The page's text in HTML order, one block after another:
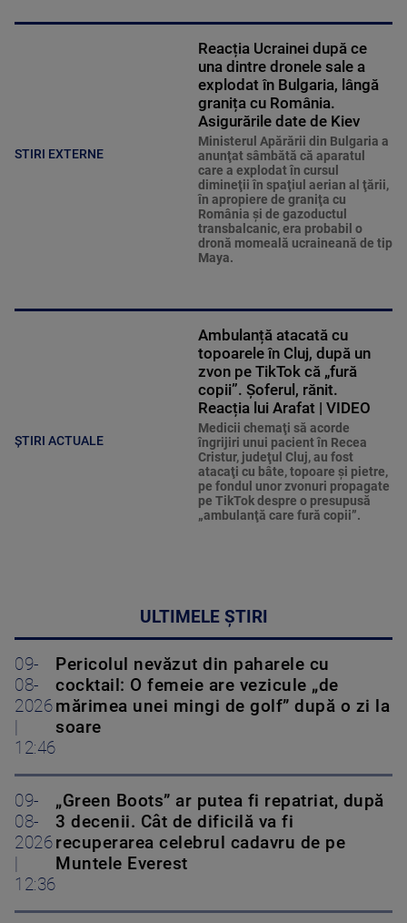
STIRI EXTERNE
Reacția Ucrainei după ce
una dintre dronele sale a
explodat în Bulgaria, lângă
granița cu România.
Asigurările date de Kiev
Ministerul Apărării din Bulgaria a
anunţat sâmbătă că aparatul
care a explodat în cursul
dimineţii în spaţiul aerian al ţării,
în apropiere de graniţa cu
România şi de gazoductul
transbalcanic, era probabil o
dronă momeală ucraineană de tip
Maya.
ȘTIRI ACTUALE
Ambulanță atacată cu
topoarele în Cluj, după un
zvon pe TikTok că „fură
copii”. Șoferul, rănit.
Reacția lui Arafat | VIDEO
Medicii chemaţi să acorde
îngrijiri unui pacient în Recea
Cristur, judeţul Cluj, au fost
atacaţi cu bâte, topoare şi pietre,
pe fondul unor zvonuri propagate
pe TikTok despre o presupusă
„ambulanţă care fură copii”.
ULTIMELE ȘTIRI
09-
08-
2026
12:46
Pericolul nevăzut din paharele cu
cocktail: O femeie are vezicule „de
mărimea unei mingi de golf” după o zi la
soare
09-
08-
2026
12:36
„Green Boots” ar putea fi repatriat, după
3 decenii. Cât de dificilă va fi
recuperarea celebrul cadavru de pe
Muntele Everest